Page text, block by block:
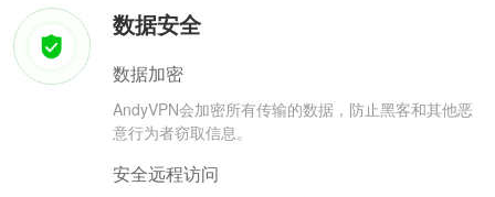
数据安全
数据加密
AndyVPN会加密所有传输的数据，防止黑客和其他恶
意行为者窃取信息。
安全远程访问